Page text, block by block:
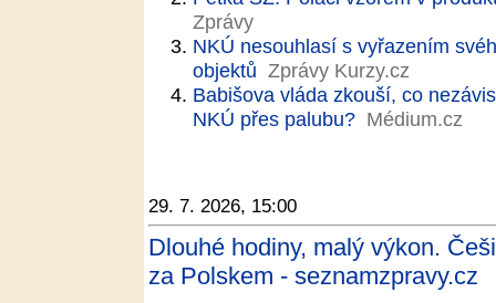
Zprávy
NKÚ nesouhlasí s vyřazením
objektů Zprávy Kurzy.cz
Babišova vláda zkouší, co
NKÚ přes palubu? Médium.cz
29. 7. 2026, 15:00
Dlouhé hodiny, malý výkon.
za Polskem - seznamzpravy.cz